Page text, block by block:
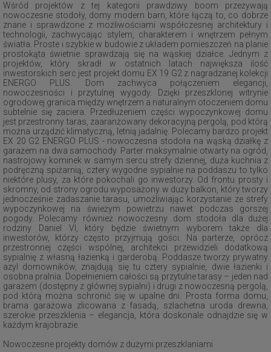
Wśród projektów z tej kategorii prawdziwy boom przeżywają
nowoczesne stodoły, domy modern barn, które łączą to, co dobrze
znane i sprawdzone z możliwościami współczesnej architektury i
technologii, zachwycając stylem, charakterem i wnętrzem pełnym
światła. Proste i szybkie w budowie z układem pomieszczeń na planie
prostokąta świetnie sprawdzają się na wąskiej działce. Jednym z
projektów, który skradł w ostatnich latach największa ilość
inwestorskich serc jest projekt domu EX 19 G2 z nagradzanej kolekcji
ENERGO PLUS. Dom zachwyca połączeniem elegancji,
nowoczesności i przytulnej wygody. Dzięki przeszklonej witrynie
ogrodowej granica między wnętrzem a naturalnym otoczeniem domu
subtelnie się zaciera. Przedłużeniem części wypoczynkowej domu
jest przestronny taras, zaaranżowany dekoracyjną pergolą, pod którą
można urządzić klimatyczną, letnią jadalnię. Polecamy bardzo projekt
EX 20 G2 ENERGO PLUS - nowoczesna stodoła na wąską działkę z
garażem na dwa samochody. Parter maksymalnie otwarty na ogród,
nastrojowy kominek w samym sercu strefy dziennej, duża kuchnia z
podręczną spiżarnią, cztery wygodne sypialnie na poddaszu to tylko
niektóre plusy, za które pokochali go inwestorzy. Od frontu prosty i
skromny, od strony ogrodu wyposażony w duży balkon, który tworzy
jednocześnie zadaszanie tarasu, umożliwiając korzystanie ze strefy
wypoczynkowej na świeżym powietrzu nawet podczas gorszej
pogody. Polecamy również nowoczesny dom stodoła dla dużej
rodziny Daniel VI, który będzie świetnym wyborem także dla
inwestorów, którzy często przyjmują gości. Na parterze, oprócz
przestronnej części wspólnej, architekci przewidzieli dodatkową
sypialnię z własną łazienką i garderobą. Poddasze tworzy prywatny
azyl domowników, znajdują się tu cztery sypialnie, dwie łazienki i
osobna pralnia. Dopełnieniem całości są przytulne tarasy – jeden nad
garażem (dostępny z głównej sypialni) i drugi z nowoczesną pergolą,
pod którą można schronić się w upalne dni. Prosta forma domu,
brama garażowa zlicowana z fasadą, szlachetna uroda drewna,
szerokie przeszklenia – elegancja, która doskonale odnajdzie się w
każdym krajobrazie.
Nowoczesne projekty domów z dużymi przeszklaniami